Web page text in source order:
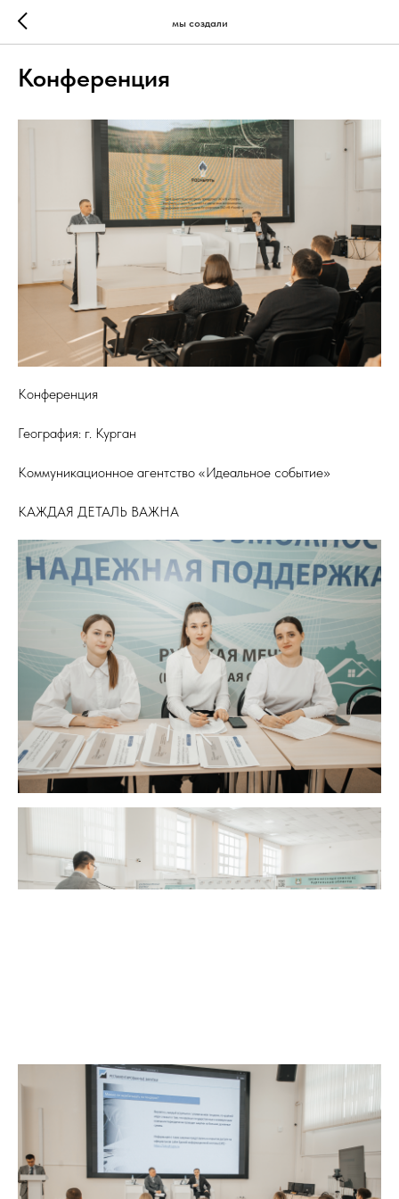
мы создали
Конференция
Конференция
География: г. Курган
Коммуникационное агентство «Идеальное событие»
КАЖДАЯ ДЕТАЛЬ ВАЖНА